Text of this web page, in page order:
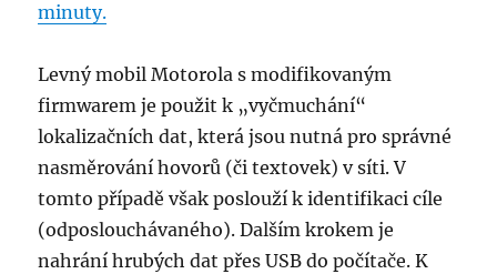
minuty.
Levný mobil Motorola s modifikovaným
firmwarem je použit k „vyčmuchání“
lokalizačních dat, která jsou nutná pro správné
nasměrování hovorů (či textovek) v síti. V
tomto případě však poslouží k identifikaci cíle
(odposlouchávaného). Dalším krokem je
nahrání hrubých dat přes USB do počítače. K